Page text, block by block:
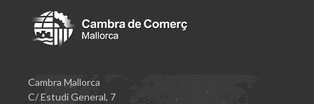
Cambra Mallorca
C/ Estudi General, 7